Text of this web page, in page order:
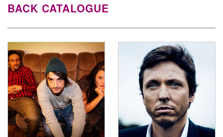
BACK CATALOGUE